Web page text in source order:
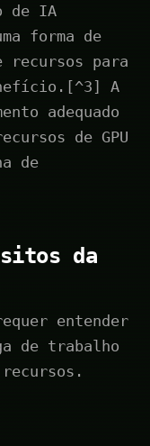
de IA
forma de
recursos para
A
adequado
de GPU
de
da
entender
de trabalho